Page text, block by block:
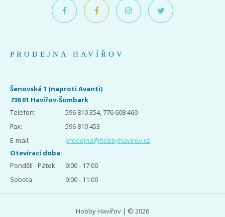
PRODEJNA HAVÍŘOV
Šenovská 1 (naproti Avanti)
736 01 Havířov-Šumbark
Telefon:
596 810 354, 776 608 460
Fax:
596 810 453
E-mail:
prodejna@hobbyhavirov.cz
Otevírací doba:
Pondělí - Pátek
9:00 - 17:00
Sobota
9:00 - 11:00
Hobby Havířov | © 2026